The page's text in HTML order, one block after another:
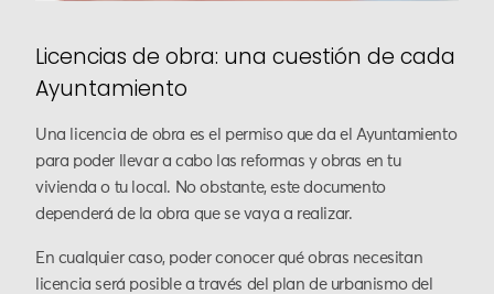
Licencias de obra: una cuestión de cada
Ayuntamiento
Una licencia de obra es el permiso que da el Ayuntamiento
para poder llevar a cabo las reformas y obras en tu
vivienda o tu local. No obstante, este documento
dependerá de la obra que se vaya a realizar.
En cualquier caso, poder conocer qué obras necesitan
licencia será posible a través del plan de urbanismo del